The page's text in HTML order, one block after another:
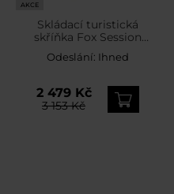
AKCE
Skládací turistická
skříňka Fox Session
Storage
Odeslání: Ihned
2 479 Kč
3 153 Kč